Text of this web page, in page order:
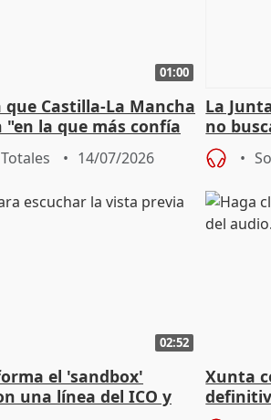
01:00
que Castilla-La Mancha
"en la que más confía
14/07/2026
La
no
02:52
el 'sandbox'
una línea del ICO y
Xunta